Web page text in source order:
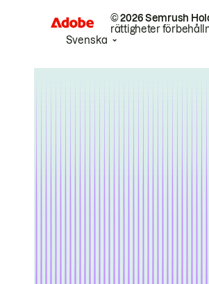
© 2026 Semrush
rättigheter
Svenska